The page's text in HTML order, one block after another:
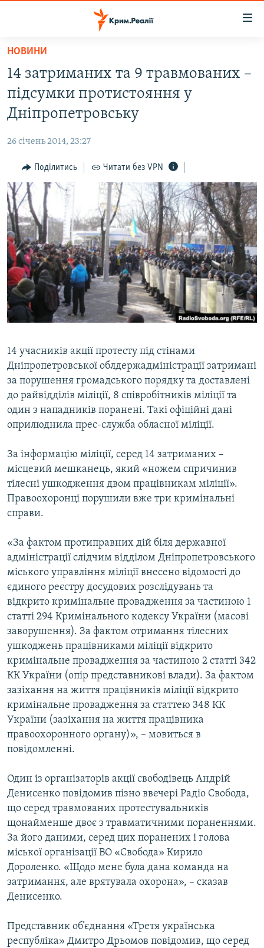
Перейти
основного
матеріалу
Перейти
до
основної
Перейти
до
пошуку
ВОДА.КРИМ
ВІДЕО ТА ФОТО
БЛОГИ
ПОГЛЯД
ІНТЕРВ'Ю
ВСЕ ЗА ДЕНЬ
СПЕЦПРОЕКТИ
ДЕПОРТАЦІЯ
ВІДЕОУРОКИ «ELIFBE»
СВІДЧЕННЯ ОКУПАЦІЇ
УКРАЇНСЬКА ПРОБЛЕМА КРИМУ
ЯК ОБІЙТИ БЛОКУВАННЯ
Русский
Qırımtatar
Усі сайти RFE/RL
НОВИНИ
14 затриманих та 9 травмованих –
підсумки протистояння у
Дніпропетровську
26 січень 2014, 23:27
Поділитись Читати без VPN
14 учасників акції протесту під стінами
Дніпропетровської облдержадміністрації затримані
за порушення громадського порядку та доставлені
до райвідділів міліції, 8 співробітників міліції та
один з нападників поранені. Такі офіційні дані
оприлюднила прес-служба обласної міліції.
За інформацію міліції, серед 14 затриманих –
місцевий мешканець, який «ножем спричинив
тілесні ушкодження двом працівникам міліції».
Правоохоронці порушили вже три кримінальні
справи.
«За фактом протиправних дій біля державної
адміністрації слідчим відділом Дніпропетровського
міського управління міліції внесено відомості до
єдиного реєстру досудових розслідувань та
відкрито кримінальне провадження за частиною 1
статті 294 Кримінального кодексу України (масові
заворушення). За фактом отримання тілесних
ушкоджень працівниками міліції відкрито
кримінальне провадження за частиною 2 статті 342
КК України (опір представникові влади). За фактом
зазіхання на життя працівників міліції відкрито
кримінальне провадження за статтею 348 КК
України (зазіхання на життя працівника
правоохоронного органу)», – мовиться в
повідомленні.
Один із організаторів акції свободівець Андрій
Денисенко повідомив пізно ввечері Радіо Свобода,
що серед травмованих протестувальників
щонайменше двоє з травматичними пораненнями.
За його даними, серед цих поранених і голова
міської організації ВО «Свобода» Кирило
Дороленко. «Щодо мене була дана команда на
затримання, але врятувала охорона», – сказав
Денисенко.
Представник об’єднання «Третя українська
республіка» Дмитро Дрьомов повідомив, що серед